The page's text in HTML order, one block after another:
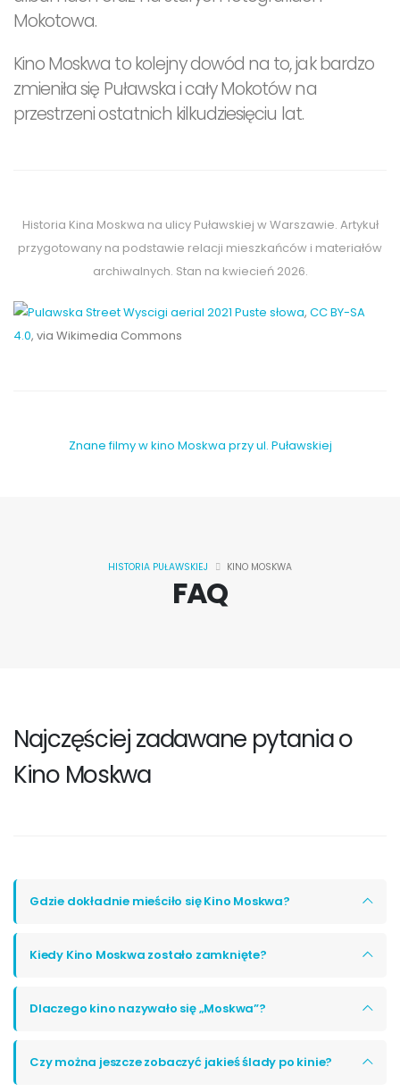
Mokotowa.
Kino Moskwa to kolejny dowód na to, jak bardzo
zmieniła się Puławska i cały Mokotów na
przestrzeni ostatnich kilkudziesięciu lat.
Historia Kina Moskwa na ulicy Puławskiej w Warszawie. Artykuł
przygotowany na podstawie relacji mieszkańców i materiałów
archiwalnych. Stan na kwiecień 2026.
Puste słowa, CC BY-SA
4.0, via Wikimedia Commons
Znane filmy w kino Moskwa przy ul. Puławskiej
FAQ
HISTORIA PUŁAWSKIEJ KINO MOSKWA
Najczęściej zadawane pytania o
Kino Moskwa
Gdzie dokładnie mieściło się Kino Moskwa?
Kiedy Kino Moskwa zostało zamknięte?
Dlaczego kino nazywało się „Moskwa”?
Czy można jeszcze zobaczyć jakieś ślady po kinie?